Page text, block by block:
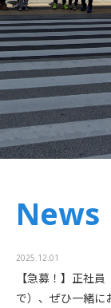
News
2025.12.01
【急募！】正社
で）、ぜひ一緒に